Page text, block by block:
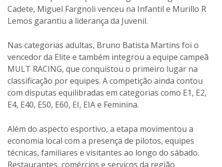
Cadete, Miguel Fargnoli venceu na Infantil e Murillo R
Lemos garantiu a liderança da Juvenil.
Nas categorias adultas, Bruno Batista Martins foi o
vencedor da Elite e também integrou a equipe campeã
MULT RACING, que conquistou o primeiro lugar na
classificação por equipes. A competição ainda contou
com disputas equilibradas em categorias como E1, E2,
E4, E40, E50, E60, EI, EIA e Feminina.
Além do aspecto esportivo, a etapa movimentou a
economia local com a presença de pilotos, equipes
técnicas, familiares e visitantes ao longo do sábado.
Restaurantes, comércios e serviços da região